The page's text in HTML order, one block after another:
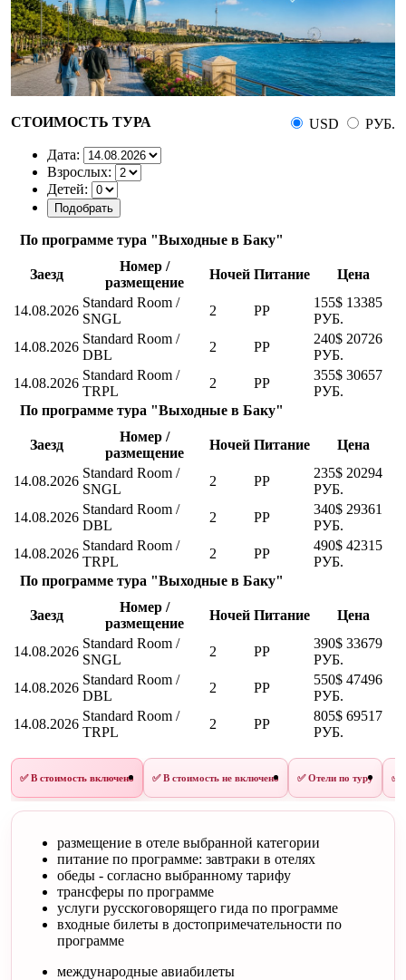
СТОИМОСТЬ ТУРА USD
РУБ.
Дата:
Взрослых:
Детей:
По программе тура "Выходные в Баку"
Заезд
Номер /
размещение
Ночей Питание Цена
14.08.2026
Standard Room /
SNGL
2 PP
155$ 13385
РУБ.
14.08.2026
Standard Room /
DBL
2 PP
240$ 20726
РУБ.
14.08.2026
Standard Room /
TRPL
2 PP
355$ 30657
РУБ.
По программе тура "Выходные в Баку"
Заезд
Номер /
размещение
Ночей Питание Цена
14.08.2026
Standard Room /
SNGL
2 PP
235$ 20294
РУБ.
14.08.2026
Standard Room /
DBL
2 PP
340$ 29361
РУБ.
14.08.2026
Standard Room /
TRPL
2 PP
490$ 42315
РУБ.
По программе тура "Выходные в Баку"
Заезд
Номер /
размещение
Ночей Питание Цена
14.08.2026
Standard Room /
SNGL
2 PP
390$ 33679
РУБ.
14.08.2026
Standard Room /
DBL
2 PP
550$ 47496
РУБ.
14.08.2026
Standard Room /
TRPL
2 PP
805$ 69517
РУБ.
✅ В стоимость включено ✅ В стоимость не включено ✅ Отели по туру ✅
размещение в отеле выбранной категории
питание по программе: завтраки в отелях
обеды - согласно выбранному тарифу
трансферы по программе
услуги русскоговорящего гида по программе
входные билеты в достопримечательности по
программе
международные авиабилеты